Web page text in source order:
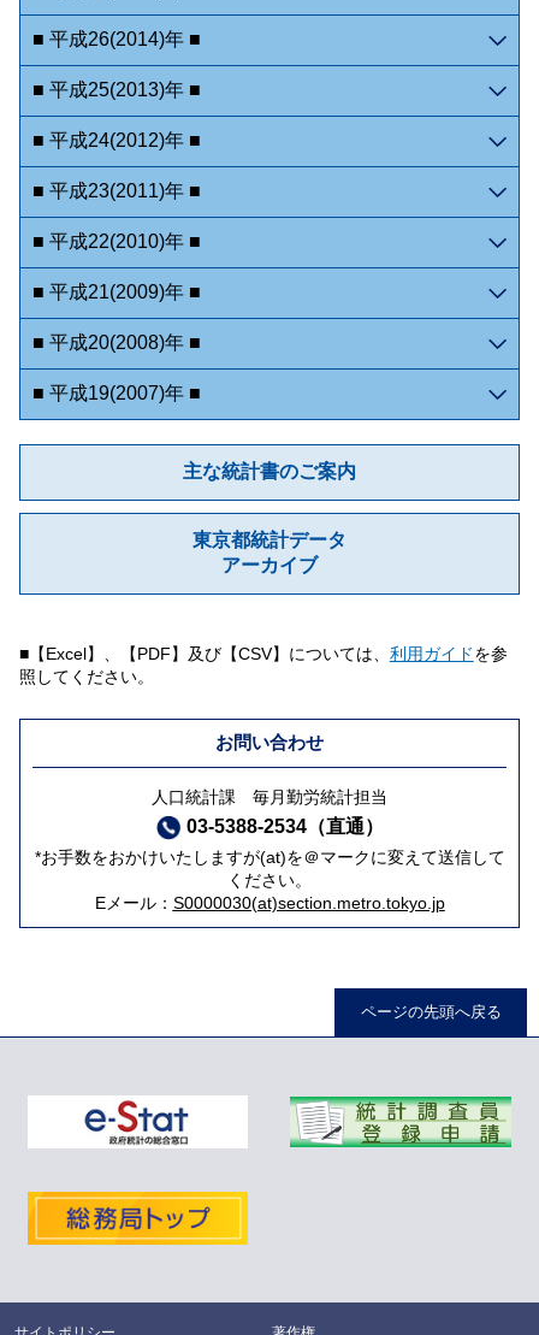
■ 平成26(2014)年 ■
■ 平成25(2013)年 ■
■ 平成24(2012)年 ■
■ 平成23(2011)年 ■
■ 平成22(2010)年 ■
■ 平成21(2009)年 ■
■ 平成20(2008)年 ■
■ 平成19(2007)年 ■
主な統計書のご案内
東京都統計データ
アーカイブ
■【Excel】、【PDF】及び【CSV】については、 利用ガイドを参
照してください。
お問い合わせ
人口統計課 毎月勤労統計担当
03-5388-2534（直通）
*お手数をおかけいたしますが(at)を＠マークに変えて送信して
ください。
Eメール： S0000030(at)section.metro.tokyo.jp
ページの先頭へ戻る